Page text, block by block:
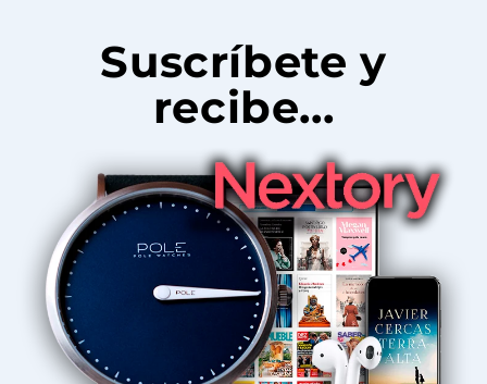
Suscríbete y
recibe...